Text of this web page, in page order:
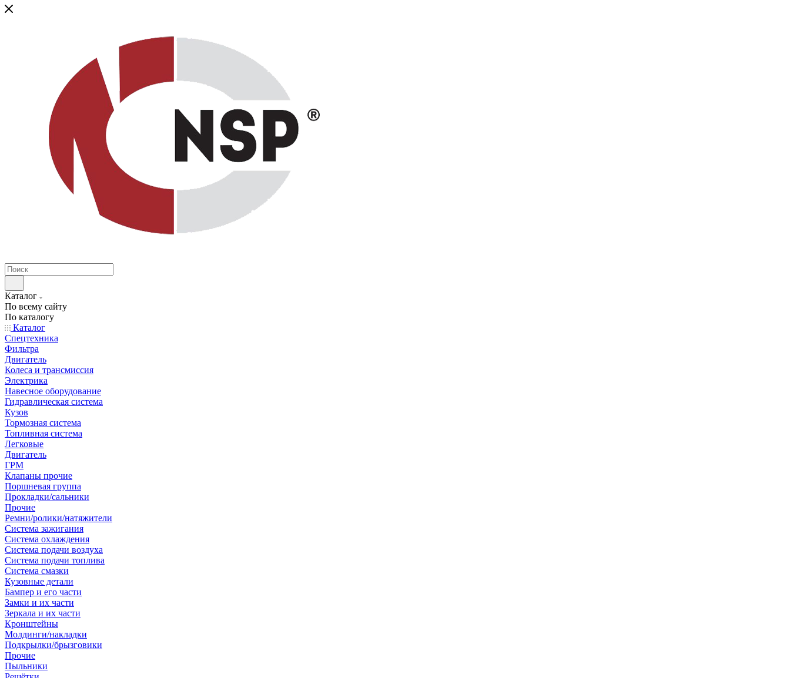
Каталог
По всему сайту
По каталогу
Каталог
Спецтехника
Фильтра
Двигатель
Колеса и трансмиссия
Электрика
Навесное оборудование
Гидравлическая система
Кузов
Тормозная система
Топливная система
Легковые
Двигатель
ГРМ
Клапаны прочие
Поршневая группа
Прокладки/сальники
Прочие
Ремни/ролики/натяжители
Система зажигания
Система охлаждения
Система подачи воздуха
Система подачи топлива
Система смазки
Кузовные детали
Бампер и его части
Замки и их части
Зеркала и их части
Кронштейны
Молдинги/накладки
Подкрылки/брызговики
Прочие
Пыльники